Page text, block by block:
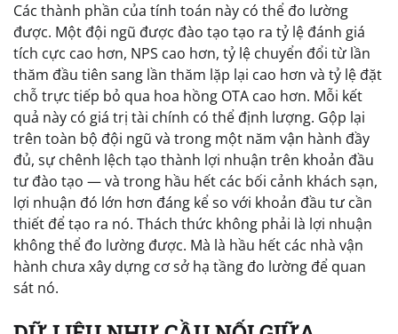
Các thành phần của tính toán này có thể đo lường
được. Một đội ngũ được đào tạo tạo ra tỷ lệ đánh giá
tích cực cao hơn, NPS cao hơn, tỷ lệ chuyển đổi từ lần
thăm đầu tiên sang lần thăm lặp lại cao hơn và tỷ lệ đặt
chỗ trực tiếp bỏ qua hoa hồng OTA cao hơn. Mỗi kết
quả này có giá trị tài chính có thể định lượng. Gộp lại
trên toàn bộ đội ngũ và trong một năm vận hành đầy
đủ, sự chênh lệch tạo thành lợi nhuận trên khoản đầu
tư đào tạo — và trong hầu hết các bối cảnh khách sạn,
lợi nhuận đó lớn hơn đáng kể so với khoản đầu tư cần
thiết để tạo ra nó. Thách thức không phải là lợi nhuận
không thể đo lường được. Mà là hầu hết các nhà vận
hành chưa xây dựng cơ sở hạ tầng đo lường để quan
sát nó.